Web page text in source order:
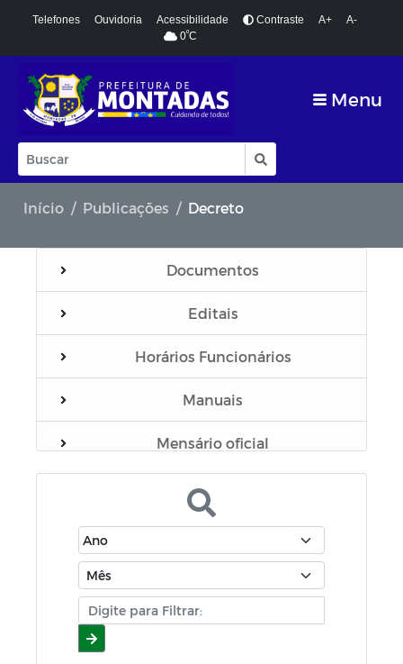
Telefones Ouvidoria Acessibilidade Contraste A+
A-
0ºC
Menu
Início Publicações Decreto
Documentos
Editais
Horários Funcionários
Manuais
Mensário oficial
Concurso Público
Campanhas
Portal do Contribuinte